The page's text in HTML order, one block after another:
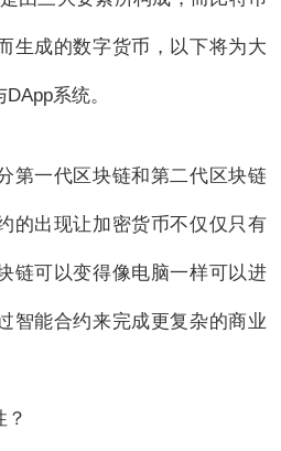
生成的数字货币，以下将为大
系统。
第一代区块链和第二代区块链
的出现让加密货币不仅仅只有
链可以变得像电脑一样可以进
智能合约来完成更复杂的商业
？